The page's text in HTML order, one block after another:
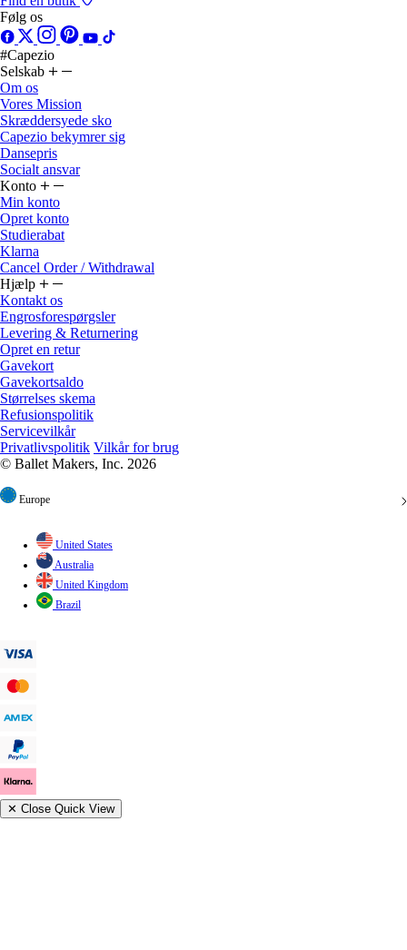
Følg os
#Capezio
Selskab
Om os
Vores Mission
Skræddersyede sko
Capezio bekymrer sig
Dansepris
Socialt ansvar
Konto
Min konto
Opret konto
Studierabat
Klarna
Cancel Order / Withdrawal
Hjælp
Kontakt os
Engrosforespørgsler
Levering & Returnering
Opret en retur
Gavekort
Gavekortsaldo
Størrelses skema
Refusionspolitik
Servicevilkår
Privatlivspolitik Vilkår for brug
© Ballet Makers, Inc. 2026
Europe
United States
Australia
United Kingdom
Brazil
✕ Close Quick View